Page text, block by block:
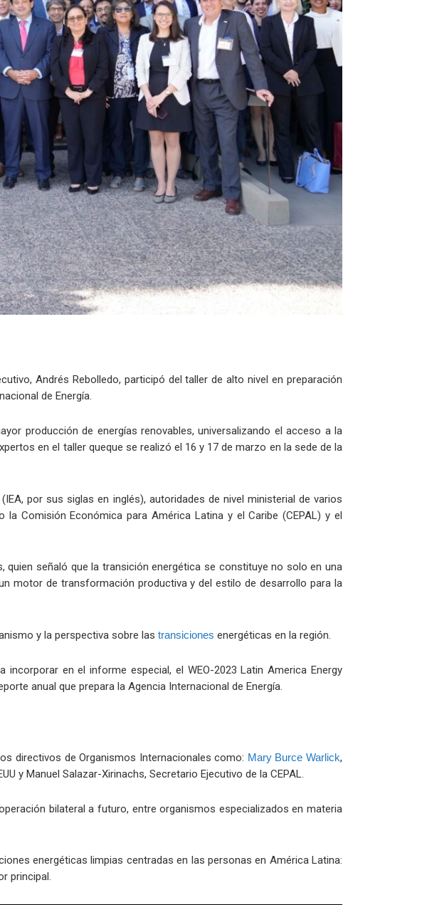
Andrés Rebolledo, participó del taller de alto nivel en preparación
de Energía.
producción de energías renovables, universalizando el acceso a la
en el taller queque se realizó el 16 y 17 de marzo en la sede de la
por sus siglas en inglés), autoridades de nivel ministerial de varios
Comisión Económica para América Latina y el Caribe (CEPAL) y el
quien señaló que la transición energética se constituye no solo en una
motor de transformación productiva y del estilo de desarrollo para la
y la perspectiva sobre las transiciones energéticas en la región.
en el informe especial, el WEO-2023 Latin America Energy
anual que prepara la Agencia Internacional de Energía.
directivos de Organismos Internacionales como: Mary Burce Warlick,
y Manuel Salazar-Xirinachs, Secretario Ejecutivo de la CEPAL.
bilateral a futuro, entre organismos especializados en materia
energéticas limpias centradas en las personas en América Latina:
principal.